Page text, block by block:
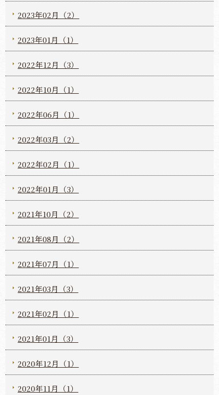
2023年02月（2）
2023年01月（1）
2022年12月（3）
2022年10月（1）
2022年06月（1）
2022年03月（2）
2022年02月（1）
2022年01月（3）
2021年10月（2）
2021年08月（2）
2021年07月（1）
2021年03月（3）
2021年02月（1）
2021年01月（3）
2020年12月（1）
2020年11月（1）